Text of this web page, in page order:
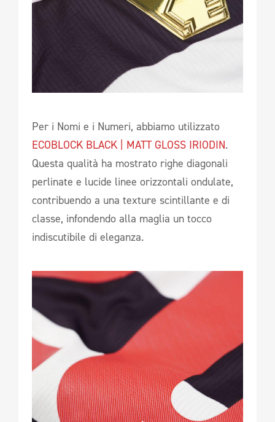
Per i Nomi e i Numeri, abbiamo utilizzato
ECOBLOCK BLACK | MATT GLOSS IRIODIN.
Questa qualità ha mostrato righe diagonali
perlinate e lucide linee orizzontali ondulate,
contribuendo a una texture scintillante e di
classe, infondendo alla maglia un tocco
indiscutibile di eleganza.